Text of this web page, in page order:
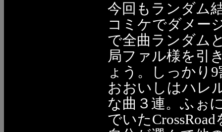
今回もランダム
コミケでダメー
で全曲ランダム
局ファル様を引
ょう。しっかり
おおいしはハレ
な曲３連。ふぉ
でいた